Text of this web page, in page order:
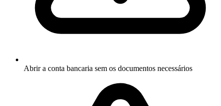
Abrir a conta bancaria sem os documentos necessários